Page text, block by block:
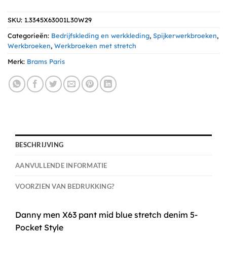
SKU: 1.3345X63001L30W29
Categorieën: Bedrijfskleding en werkkleding, Spijkerwerkbroeken,
Werkbroeken, Werkbroeken met stretch
Merk: Brams Paris
BESCHRIJVING
AANVULLENDE INFORMATIE
VOORZIEN VAN BEDRUKKING?
Danny men X63 pant mid blue stretch denim 5-
Pocket Style